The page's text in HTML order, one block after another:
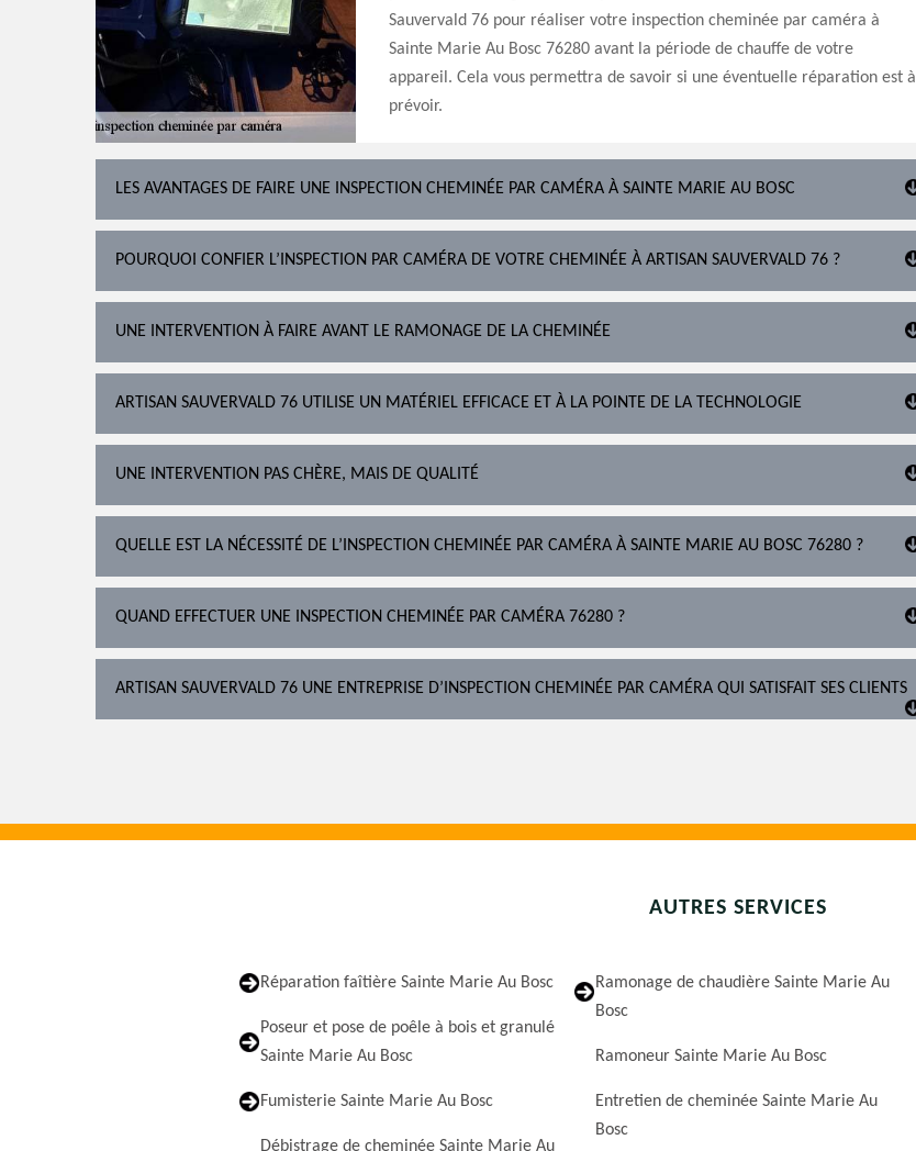
Sauvervald 76 pour réaliser votre inspection cheminée par caméra à
Sainte Marie Au Bosc 76280 avant la période de chauffe de votre
appareil. Cela vous permettra de savoir si une éventuelle réparation est à
prévoir.
LES AVANTAGES DE FAIRE UNE INSPECTION CHEMINÉE PAR CAMÉRA À SAINTE MARIE AU BOSC
POURQUOI CONFIER L’INSPECTION PAR CAMÉRA DE VOTRE CHEMINÉE À ARTISAN SAUVERVALD 76 ?
UNE INTERVENTION À FAIRE AVANT LE RAMONAGE DE LA CHEMINÉE
ARTISAN SAUVERVALD 76 UTILISE UN MATÉRIEL EFFICACE ET À LA POINTE DE LA TECHNOLOGIE
UNE INTERVENTION PAS CHÈRE, MAIS DE QUALITÉ
QUELLE EST LA NÉCESSITÉ DE L’INSPECTION CHEMINÉE PAR CAMÉRA À SAINTE MARIE AU BOSC 76280 ?
QUAND EFFECTUER UNE INSPECTION CHEMINÉE PAR CAMÉRA 76280 ?
ARTISAN SAUVERVALD 76 UNE ENTREPRISE D’INSPECTION CHEMINÉE PAR CAMÉRA QUI SATISFAIT SES CLIENTS
AUTRES SERVICES
Réparation faîtière Sainte Marie Au Bosc
Poseur et pose de poêle à bois et granulé
Sainte Marie Au Bosc
Fumisterie Sainte Marie Au Bosc
Débistrage de cheminée Sainte Marie Au
Ramonage de chaudière Sainte Marie Au
Bosc
Ramoneur Sainte Marie Au Bosc
Entretien de cheminée Sainte Marie Au
Bosc